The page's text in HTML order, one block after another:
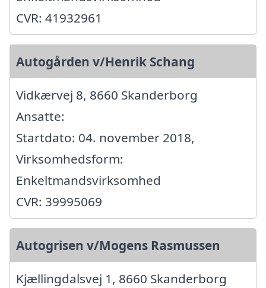
CVR: 41932961
Autogården v/Henrik Schang
Vidkærvej 8, 8660 Skanderborg
Ansatte:
Startdato: 04. november 2018,
Virksomhedsform:
Enkeltmandsvirksomhed
CVR: 39995069
Autogrisen v/Mogens Rasmussen
Kjællingdalsvej 1, 8660 Skanderborg